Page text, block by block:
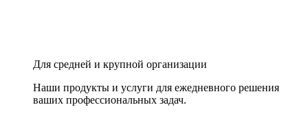
Для средней и крупной организации
Наши продукты и услуги для ежедневного решения
ваших профессиональных задач.